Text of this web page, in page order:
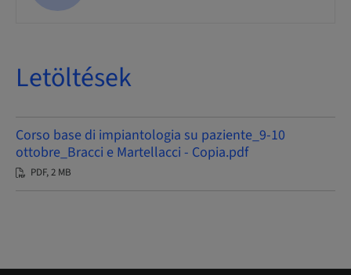
Letöltések
Corso base di impiantologia su paziente_9-10
ottobre_Bracci e Martellacci - Copia.pdf
PDF, 2 MB